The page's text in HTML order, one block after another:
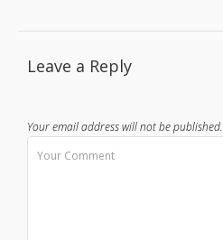
Leave a Reply
Your email address will not be published.